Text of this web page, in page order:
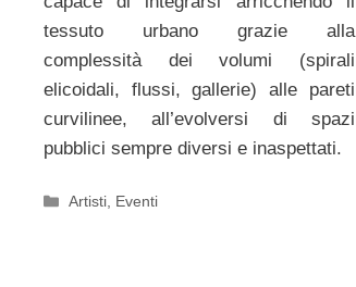
tessuto urbano grazie alla
complessità dei volumi (spirali
elicoidali, flussi, gallerie) alle pareti
curvilinee, all’evolversi di spazi
pubblici sempre diversi e inaspettati.
Categorie
Artisti Eventi